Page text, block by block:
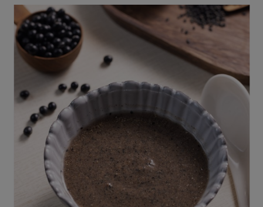
辛香料類
奶蛋豆・五穀
乳製品
米麵雜糧
肉品・水產
畜產肉類 水產
水畜加工品
調理食材・點心
麵食
肉食
海鮮
蔬食
蛋料理
料理方式
烘焙．點心
預購活動
把最好的台灣味帶回家！
防災用品預購圓滿結束
2026年端午節預購圓滿結束
更多預購活動
當季產品
合作25-經典快閃最後一週
合作25-精選產品第四彈
合作25-精選產品第三彈
綠主張
觀點文章
主婦食堂 一籃菜真心話
社內大小事 合作聯合國
產品故事
樂齡生活
廚房瑜伽
關注議題
惜食
關於合作社
認識合作社
關於我們
合作社組織
員工與求才
產品檢驗
重要公告